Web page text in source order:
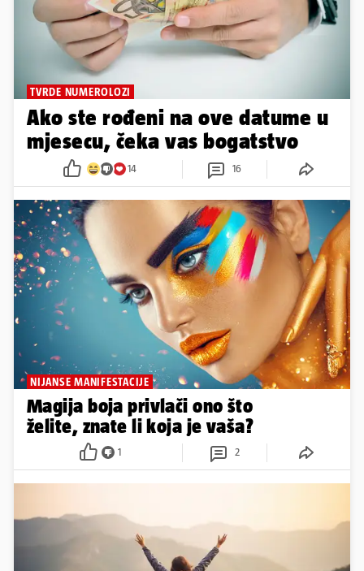
TVRDE NUMEROLOZI
Ako ste rođeni na ove datume u
mjesecu, čeka vas bogatstvo
14 16
NIJANSE MANIFESTACIJE
Magija boja privlači ono što
želite, znate li koja je vaša?
1 2